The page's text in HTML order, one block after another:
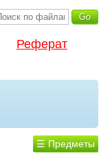
Реферат
☰ Предметы